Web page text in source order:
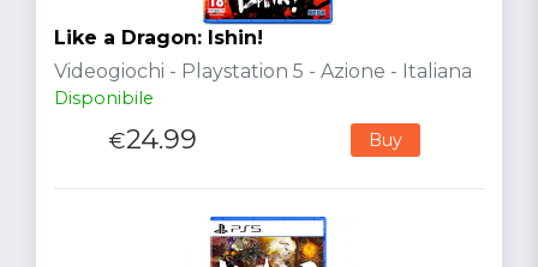
Like a Dragon: Ishin!
Videogiochi - Playstation 5 - Azione - Italiana
Disponibile
€24.99 Buy